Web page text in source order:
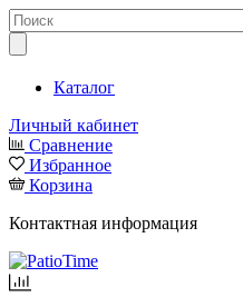
Каталог
Личный кабинет
Сравнение
Избранное
Корзина
Контактная информация